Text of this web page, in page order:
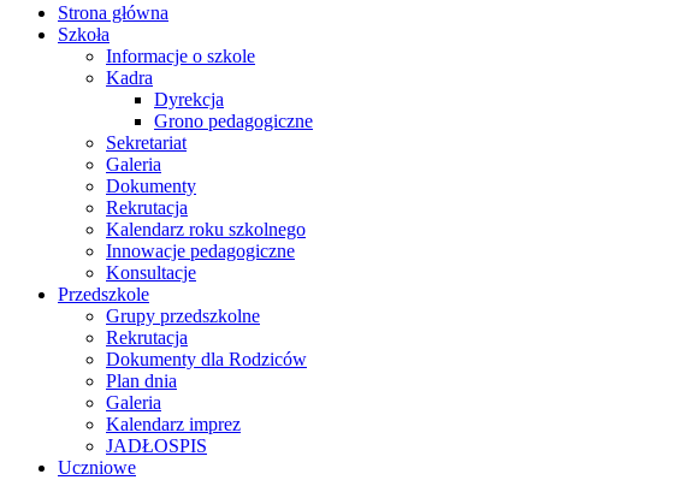
Strona główna
Szkoła
Informacje o szkole
Kadra
Dyrekcja
Grono pedagogiczne
Sekretariat
Galeria
Dokumenty
Rekrutacja
Kalendarz roku szkolnego
Innowacje pedagogiczne
Konsultacje
Przedszkole
Grupy przedszkolne
Rekrutacja
Dokumenty dla Rodziców
Plan dnia
Galeria
Kalendarz imprez
JADŁOSPIS
Uczniowe